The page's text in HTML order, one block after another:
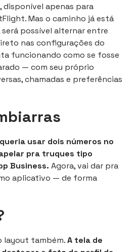
disponível apenas para
Mas o caminho já está
possível alternar entre
nas configurações do
funcionando como se fosse
— com seu próprio
chamadas e preferências
usar dois números no
pra truques tipo
Business. Agora, vai dar pra
aplicativo — de forma
layout também.A tela de